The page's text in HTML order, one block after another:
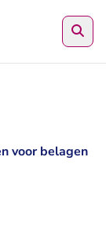
voor belagen